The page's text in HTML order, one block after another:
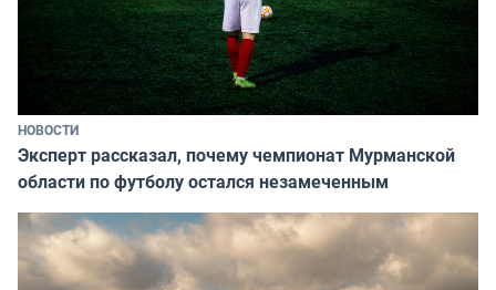
НОВОСТИ
Эксперт рассказал, почему чемпионат Мурманской
области по футболу остался незамеченным